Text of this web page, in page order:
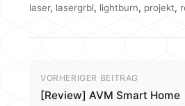
laser, lasergrbl, lightburn, projekt,
VORHERIGER BEITRAG
[Review] AVM Smart Home